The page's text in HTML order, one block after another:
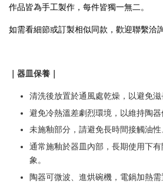
作品皆為手工製作，每件皆獨一無二。
如需看細節或訂製相似同款，歡迎聯繫洽詢
｜器皿保養｜
清洗後放置於通風處乾燥，以避免滋
避免冷熱溫差劇烈環境，以維持陶器
未施釉部分，請避免長時間接觸油性
通常施釉於器皿內部，長期使用下
象。
陶器可微波、進烘碗機，電鍋加熱需